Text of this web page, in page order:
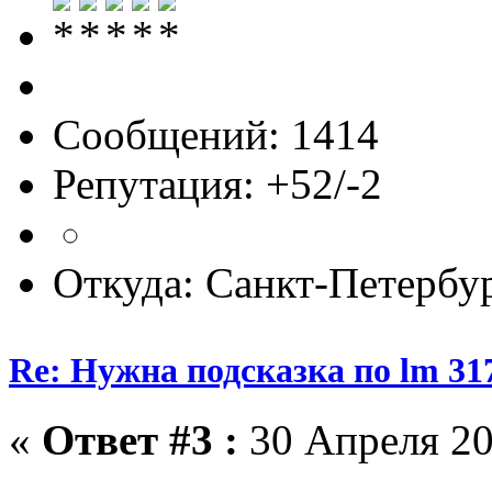
Сообщений: 1414
Репутация: +52/-2
Откуда: Санкт-
Re: Нужна подсказка по lm
« Ответ #3 : 30 Апреля